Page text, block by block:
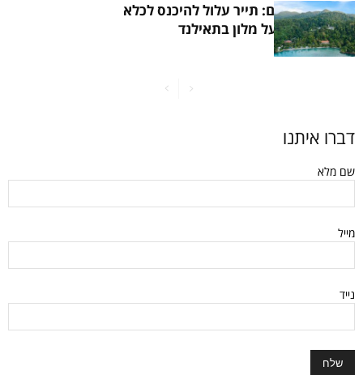
תחשבו פעמיים: תייר עלול להיכנס לכלא
בגלל ביקורת על מלון בתאילנד
דברו איתנו
שם מלא
מייל
נייד